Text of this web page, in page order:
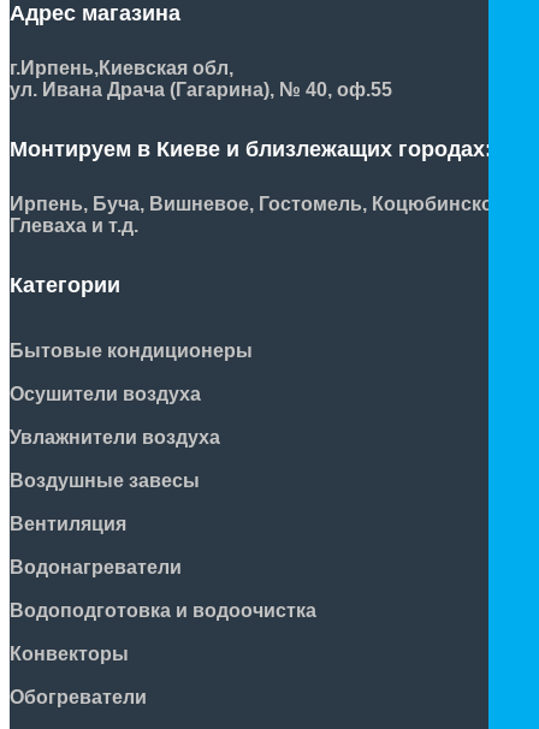
Адрес магазина
г.Ирпень,Киевская обл,
ул. Ивана Драча (Гагарина), № 40, оф.55
Монтируем в Киеве и близлежащих городах:
Ирпень, Буча, Вишневое, Гостомель, Коцюбинское,
Глеваха и т.д.
Категории
Бытовые кондиционеры
Осушители воздуха
Увлажнители воздуха
Воздушные завесы
Вентиляция
Водонагреватели
Водоподготовка и водоочистка
Конвекторы
Обогреватели